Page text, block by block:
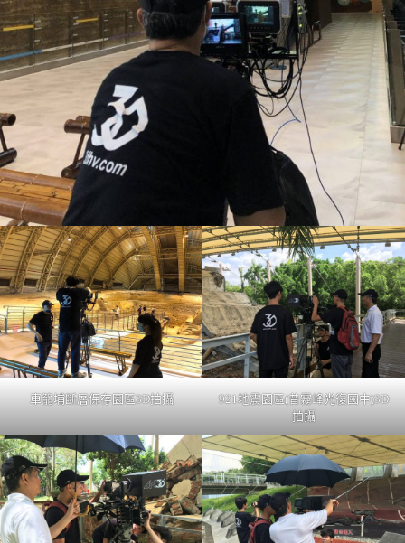
車籠埔斷層保存園區3D拍攝
921地震園區(昔霧峰光復國中)3D
拍攝